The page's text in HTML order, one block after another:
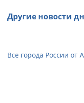
Другие новости
Все города России от